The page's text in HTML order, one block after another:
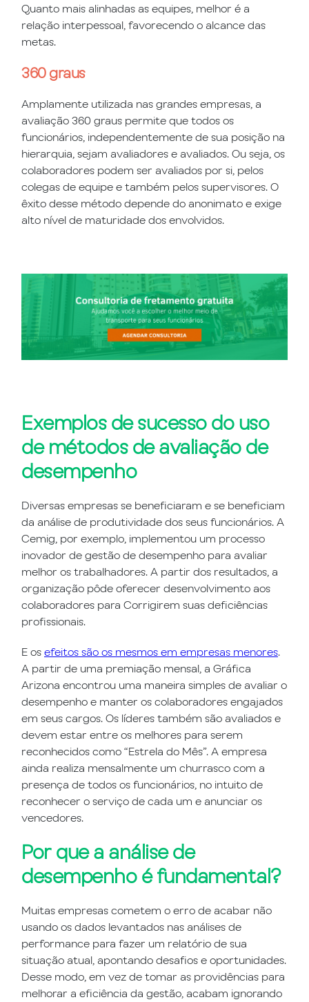
Quanto mais alinhadas as equipes, melhor é a
relação interpessoal, favorecendo o alcance das
metas.
360 graus
Amplamente utilizada nas grandes empresas, a
avaliação 360 graus permite que todos os
funcionários, independentemente de sua posição na
hierarquia, sejam avaliadores e avaliados. Ou seja, os
colaboradores podem ser avaliados por si, pelos
colegas de equipe e também pelos supervisores. O
êxito desse método depende do anonimato e exige
alto nível de maturidade dos envolvidos.
Exemplos de sucesso do uso
de métodos de avaliação de
desempenho
Diversas empresas se beneficiaram e se beneficiam
da análise de produtividade dos seus funcionários. A
Cemig, por exemplo, implementou um processo
inovador de gestão de desempenho para avaliar
melhor os trabalhadores. A partir dos resultados, a
organização pôde oferecer desenvolvimento aos
colaboradores para Corrigirem suas deficiências
profissionais.
E os efeitos são os mesmos em empresas menores.
A partir de uma premiação mensal, a Gráfica
Arizona encontrou uma maneira simples de avaliar o
desempenho e manter os colaboradores engajados
em seus cargos. Os líderes também são avaliados e
devem estar entre os melhores para serem
reconhecidos como “Estrela do Mês”. A empresa
ainda realiza mensalmente um churrasco com a
presença de todos os funcionários, no intuito de
reconhecer o serviço de cada um e anunciar os
vencedores.
Por que a análise de
desempenho é fundamental?
Muitas empresas cometem o erro de acabar não
usando os dados levantados nas análises de
performance para fazer um relatório de sua
situação atual, apontando desafios e oportunidades.
Desse modo, em vez de tomar as providências para
melhorar a eficiência da gestão, acabam ignorando